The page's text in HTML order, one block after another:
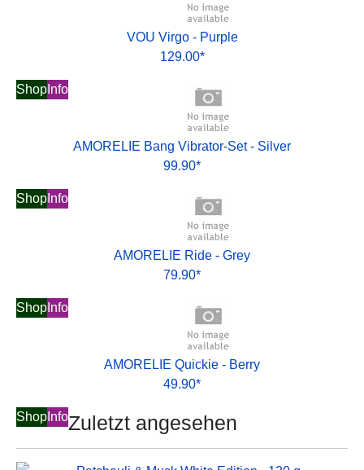
VOU Virgo - Purple
129.00*
Shop Info
AMORELIE Bang Vibrator-Set - Silver
99.90*
Shop Info
AMORELIE Ride - Grey
79.90*
Shop Info
AMORELIE Quickie - Berry
49.90*
Shop InfoZuletzt angesehen